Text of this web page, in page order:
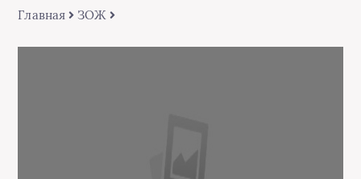
Главная ЗОЖ